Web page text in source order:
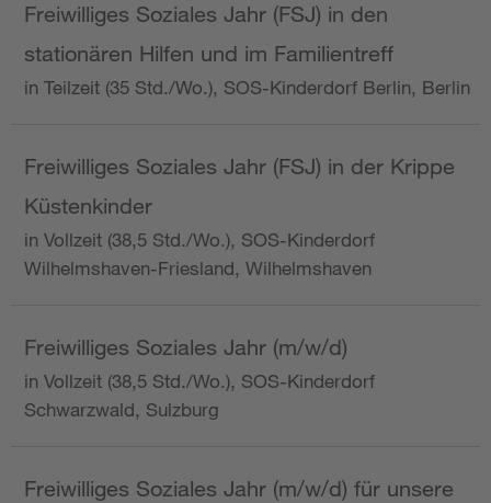
Freiwilliges Soziales Jahr (FSJ) in den
stationären Hilfen und im Familientreff
in Teilzeit (35 Std./Wo.), SOS-Kinderdorf Berlin, Berlin
Freiwilliges Soziales Jahr (FSJ) in der Krippe
Küstenkinder
in Vollzeit (38,5 Std./Wo.), SOS-Kinderdorf
Wilhelmshaven-Friesland, Wilhelmshaven
Freiwilliges Soziales Jahr (m/w/d)
in Vollzeit (38,5 Std./Wo.), SOS-Kinderdorf
Schwarzwald, Sulzburg
Freiwilliges Soziales Jahr (m/w/d) für unsere